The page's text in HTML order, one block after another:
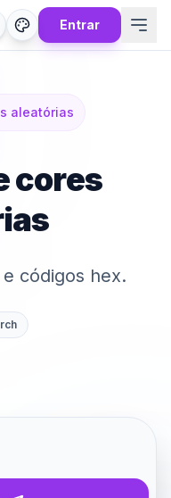
Entrar
aleatórias
cores
códigos hex.